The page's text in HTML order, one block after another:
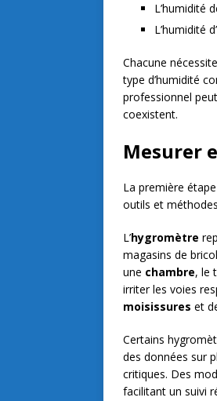
L’humidité
L’humidité
Chacune
type d’humidité
professionnel
coexistent.
Mesurer
La première
outils et
L’hygromètre
magasins de
une chambre, le
irriter les voies
moisissures et
Certains
des données sur
critiques. Des
facilitant un suivi